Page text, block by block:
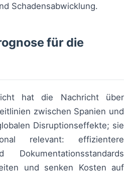
Schadensabwicklung.
für die
hat die Nachricht über
zwischen Spanien und
Disruptionseffekte; sie
relevant: effizientere
Dokumentationsstandards
und senken Kosten auf